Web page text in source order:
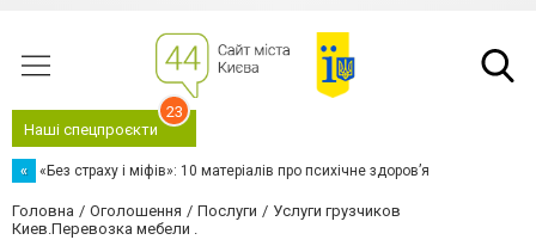
Наші спецпроєкти
23
« «Без страху і міфів»: 10 матеріалів про психічне здоров’я
Головна Оголошення Послуги
Услуги грузчиков
Киев.Перевозка мебели .